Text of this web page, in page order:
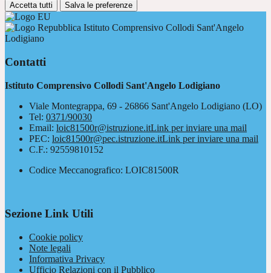
Accetta tutti Salva le preferenze
Istituto Comprensivo Collodi Sant'Angelo
Lodigiano
Contatti
Istituto Comprensivo Collodi Sant'Angelo Lodigiano
Viale Montegrappa, 69 - 26866 Sant'Angelo Lodigiano (LO)
Tel: 0371/90030
Email: loic81500r@istruzione.itLink per inviare una mail
PEC: loic81500r@pec.istruzione.itLink per inviare una mail
C.F.: 92559810152
Codice Meccanografico: LOIC81500R
Sezione Link Utili
Cookie policy
Note legali
Informativa Privacy
Ufficio Relazioni con il Pubblico